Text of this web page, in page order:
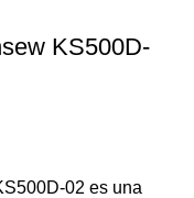
KS500D-
02 es una